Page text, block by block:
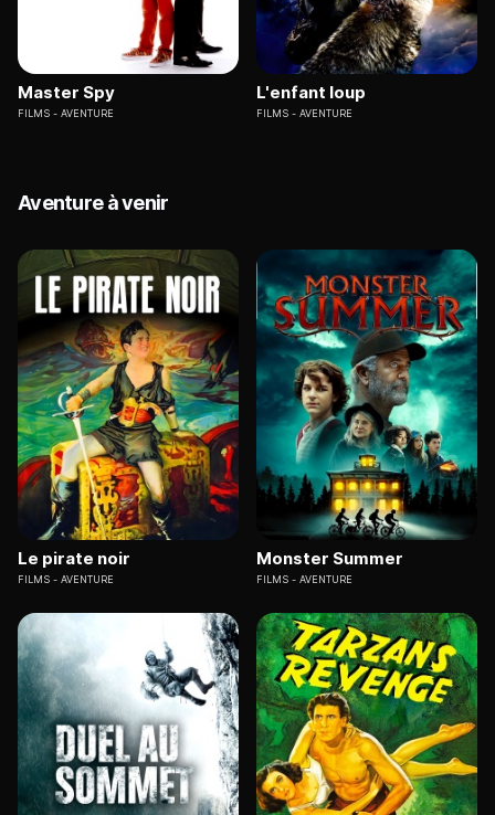
Master Spy
FILMS AVENTURE
L'enfant loup
FILMS AVENTURE
Aventure à venir
Le pirate noir
FILMS AVENTURE
Monster Summer
FILMS AVENTURE